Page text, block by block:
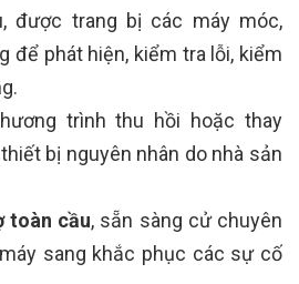
được trang bị các máy móc,
để phát hiện, kiểm tra lỗi, kiểm
trình thu hồi hoặc thay
bị nguyên nhân do nhà sản
toàn cầu, sẵn sàng cử chuyên
sang khắc phục các sự cố